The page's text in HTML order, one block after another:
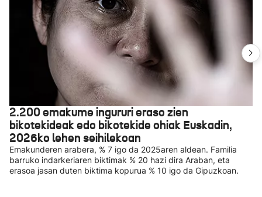
2.200 emakume ingururi eraso zien
bikotekideak edo bikotekide ohiak Euskadin,
2026ko lehen seihilekoan
Emakunderen arabera, % 7 igo da 2025aren aldean. Familia
barruko indarkeriaren biktimak % 20 hazi dira Araban, eta
erasoa jasan duten biktima kopurua % 10 igo da Gipuzkoan.